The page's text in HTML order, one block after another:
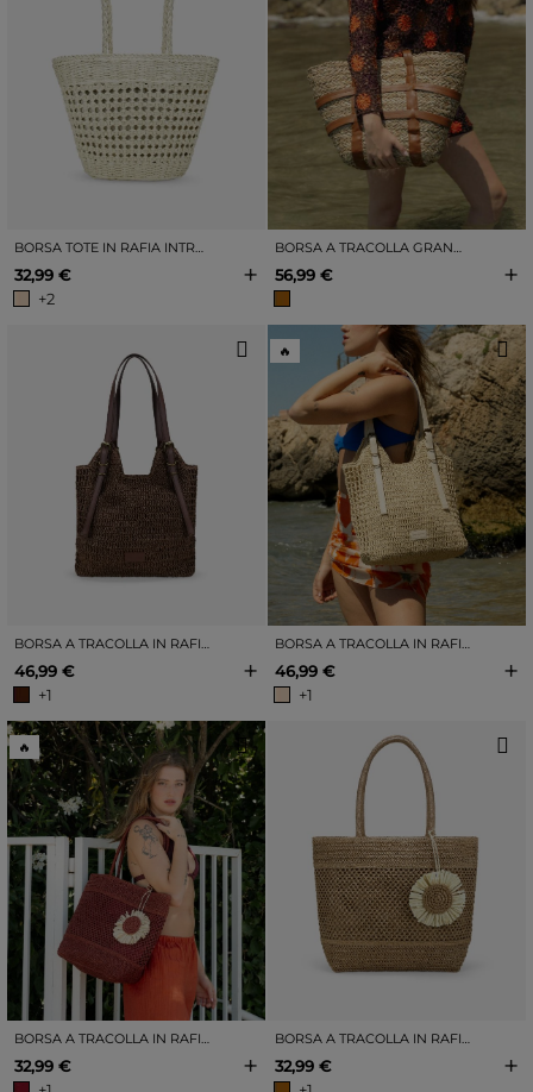
BORSA TOTE IN RAFIA INTRECCIATA BEIGE
32,99 €
+2
+
BORSA A TRACOLLA GRANDE IN RAFIA NATURALE
56,99 € +
46,99 €
+1
+
🔥
46,99 €
+1
+
🔥
BORSA A TRACOLLA IN RAFIA BORDEAUX CON INSERTI IN RETE
32,99 €
+
BORSA A TRACOLLA IN RAFIA MARRONE CHIARO CON INSERTI IN RETE.
32,99 €
+